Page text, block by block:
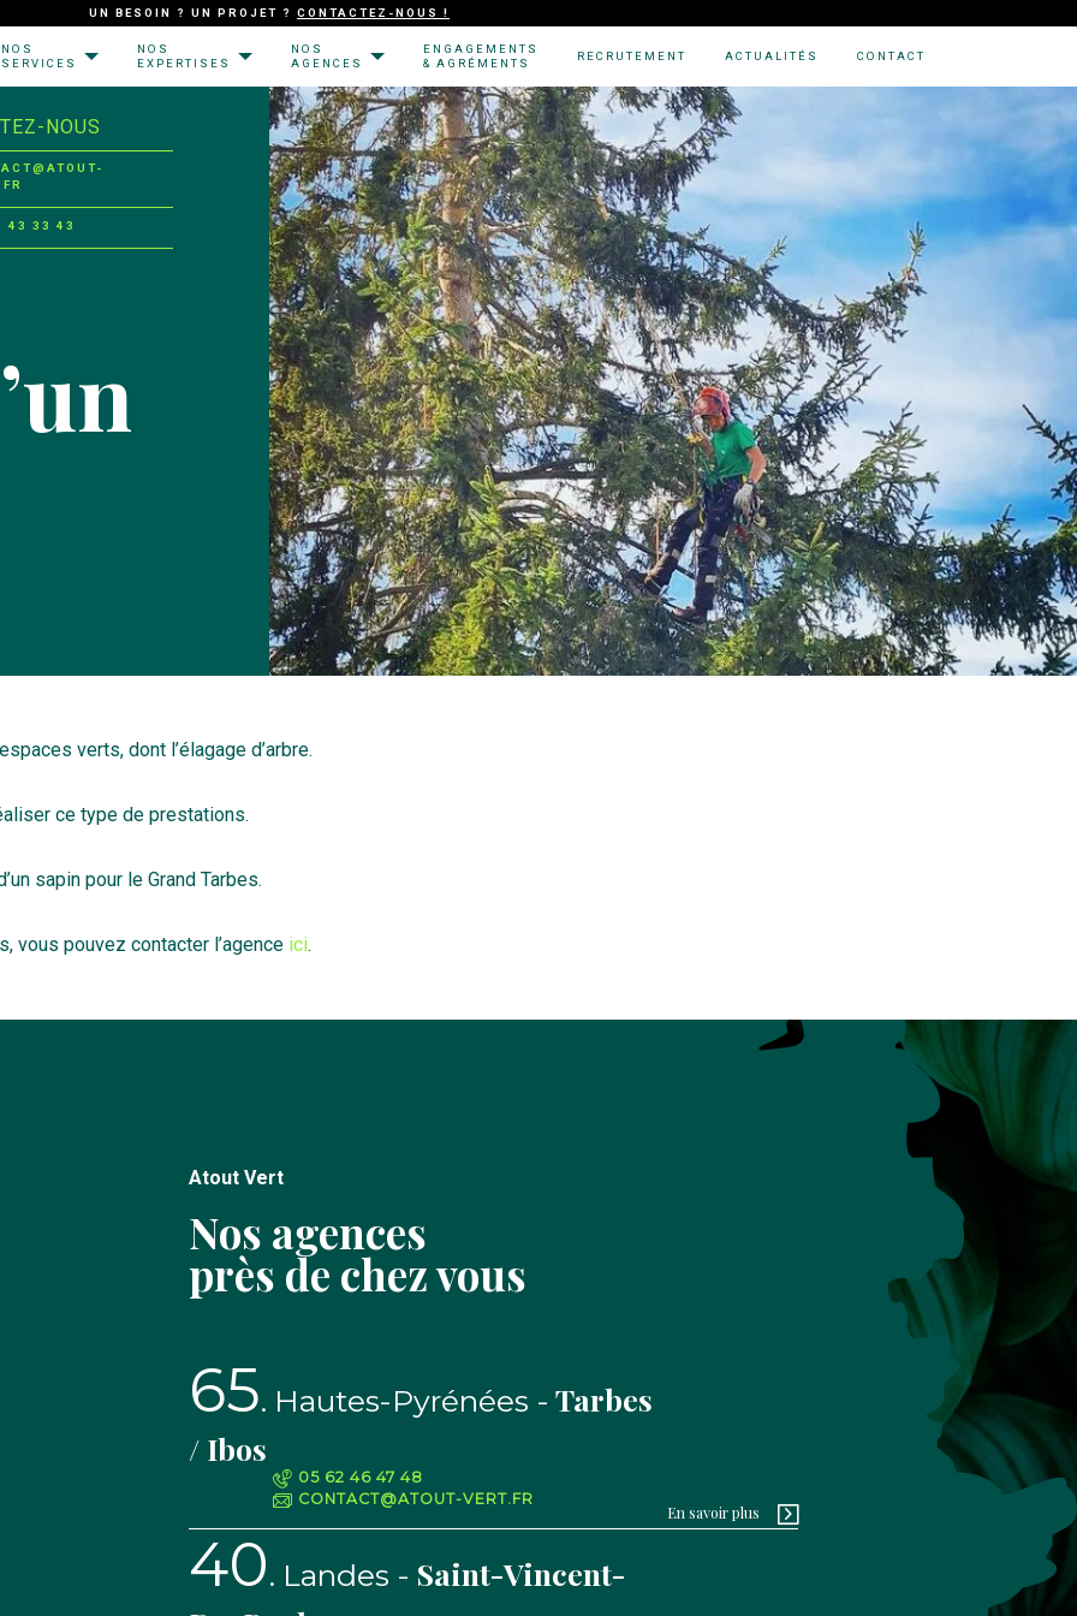
UN BESOIN ? UN PROJET ? CONTACTEZ-NOUS !
NOS
SERVICES
NOS
EXPERTISES
NOS
AGENCES
ENGAGEMENTS
& AGRÉMENTS
RECRUTEMENT ACTUALITÉS CONTACT
NOUS
43 33 43
verts, dont l’élagage d’arbre.
ce type de prestations.
sapin pour le Grand Tarbes.
vous pouvez contacter l’agence ici.
Atout Vert
Nos agences
près de chez vous
65 Hautes-Pyrénées
Tarbes
/ Ibos
05 62 46 47 48
CONTACT@ATOUT-VERT.FR
En savoir plus
40 Landes
Saint-Vincent-